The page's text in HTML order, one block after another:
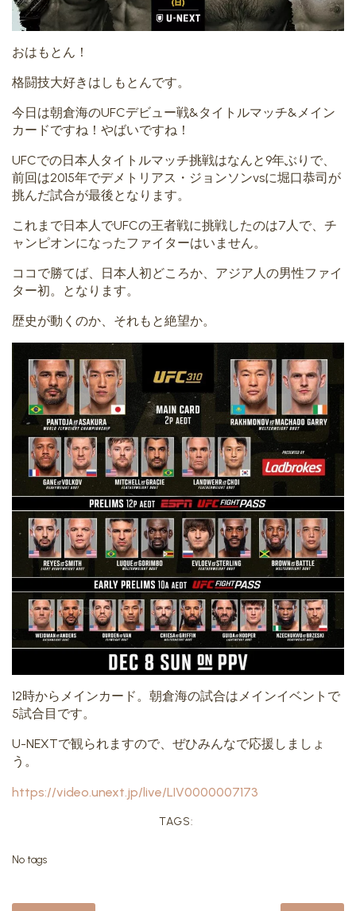
おはもとん！
格闘技大好きはしもとんです。
今日は朝倉海のUFCデビュー戦&タイトルマッチ&メイン
カードですね！やばいですね！
UFCでの日本人タイトルマッチ挑戦はなんと9年ぶりで、
前回は2015年でデメトリアス・ジョンソンvsに堀口恭司が
挑んだ試合が最後となります。
これまで日本人でUFCの王者戦に挑戦したのは7人で、チ
ャンピオンになったファイターはいません。
ココで勝てば、日本人初どころか、アジア人の男性ファイ
ター初。となります。
歴史が動くのか、それもと絶望か。
12時からメインカード。朝倉海の試合はメインイベントで
5試合目です。
U-NEXTで観られますので、ぜひみんなで応援しましょ
う。
https://video.unext.jp/live/LIV0000007173
TAGS:
No tags